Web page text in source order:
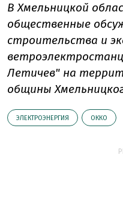
В Хмельницкой
общественные
строительства и
Летичев" на
общины
ЭЛЕКТРОЭНЕРГИЯ ОККО